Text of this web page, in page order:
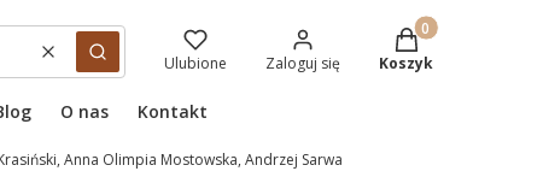
WyczyśćSzukaj Ulubione Zaloguj się
Produkty w
Koszyk
O nas Kontakt
Anna Olimpia Mostowska, Andrzej Sarwa